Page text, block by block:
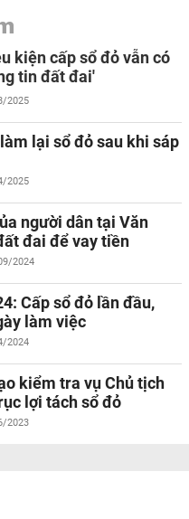
kiện cấp sổ đỏ vẫn có
tin đất đai'
2025
lại sổ đỏ sau khi sáp
2025
người dân tại Văn
đai để vay tiền
2024
Cấp sổ đỏ lần đầu,
làm việc
2024
kiểm tra vụ Chủ tịch
lợi tách sổ đỏ
2023